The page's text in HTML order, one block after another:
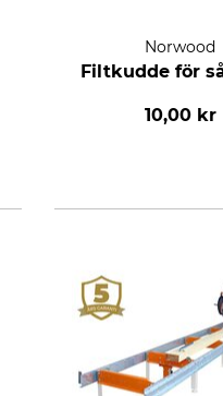
Norwood
Filtkudde för
10,00 kr